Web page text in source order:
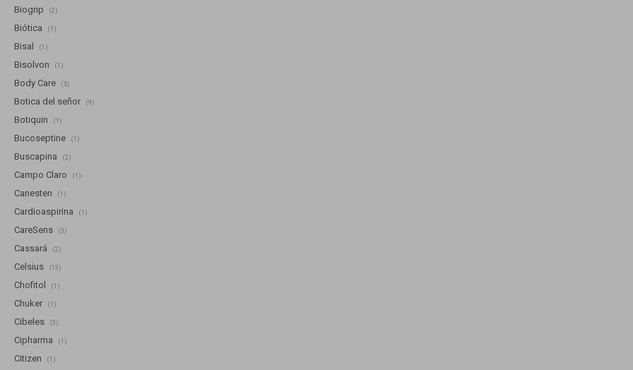
Biogrip (2)
Biótica (1)
Bisal (1)
Bisolvon (1)
Body Care (5)
Botica del señor (9)
Botiquin (1)
Bucoseptine (1)
Buscapina (2)
Campo Claro (1)
Canesten (1)
Cardioaspirina (1)
CareSens (3)
Cassará (2)
Celsius (13)
Chofitol (1)
Chuker (1)
Cibeles (3)
Cipharma (1)
Citizen (1)